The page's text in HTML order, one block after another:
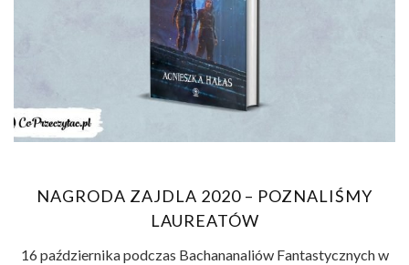
NAGRODA ZAJDLA 2020 – POZNALIŚMY
LAUREATÓW
16 października podczas Bachananaliów Fantastycznych w